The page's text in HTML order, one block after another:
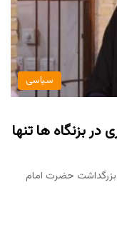
سیاسی
بزنگاه ها تنها
حضرت امام